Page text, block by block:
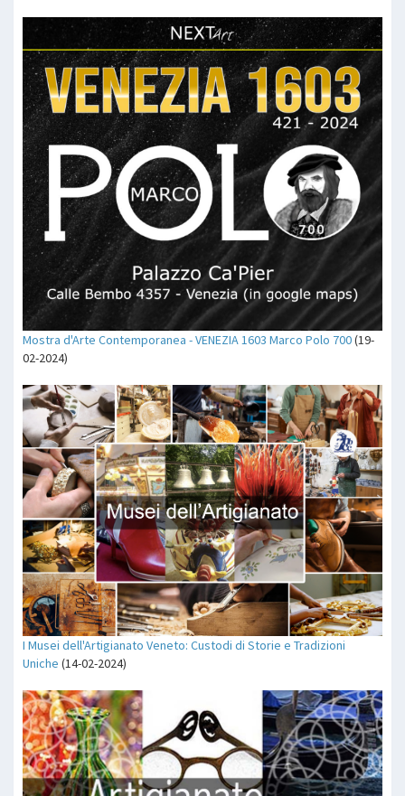
Mostra d'Arte Contemporanea - VENEZIA 1603 Marco Polo 700(19-
02-2024)
I Musei dell'Artigianato Veneto: Custodi di Storie e Tradizioni
Uniche (14-02-2024)